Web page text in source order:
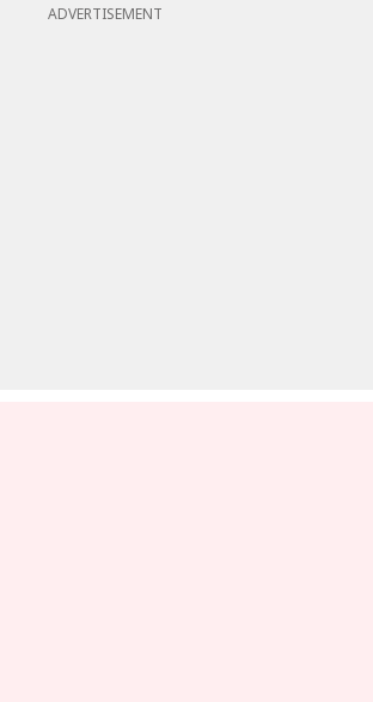
ADVERTISEMENT